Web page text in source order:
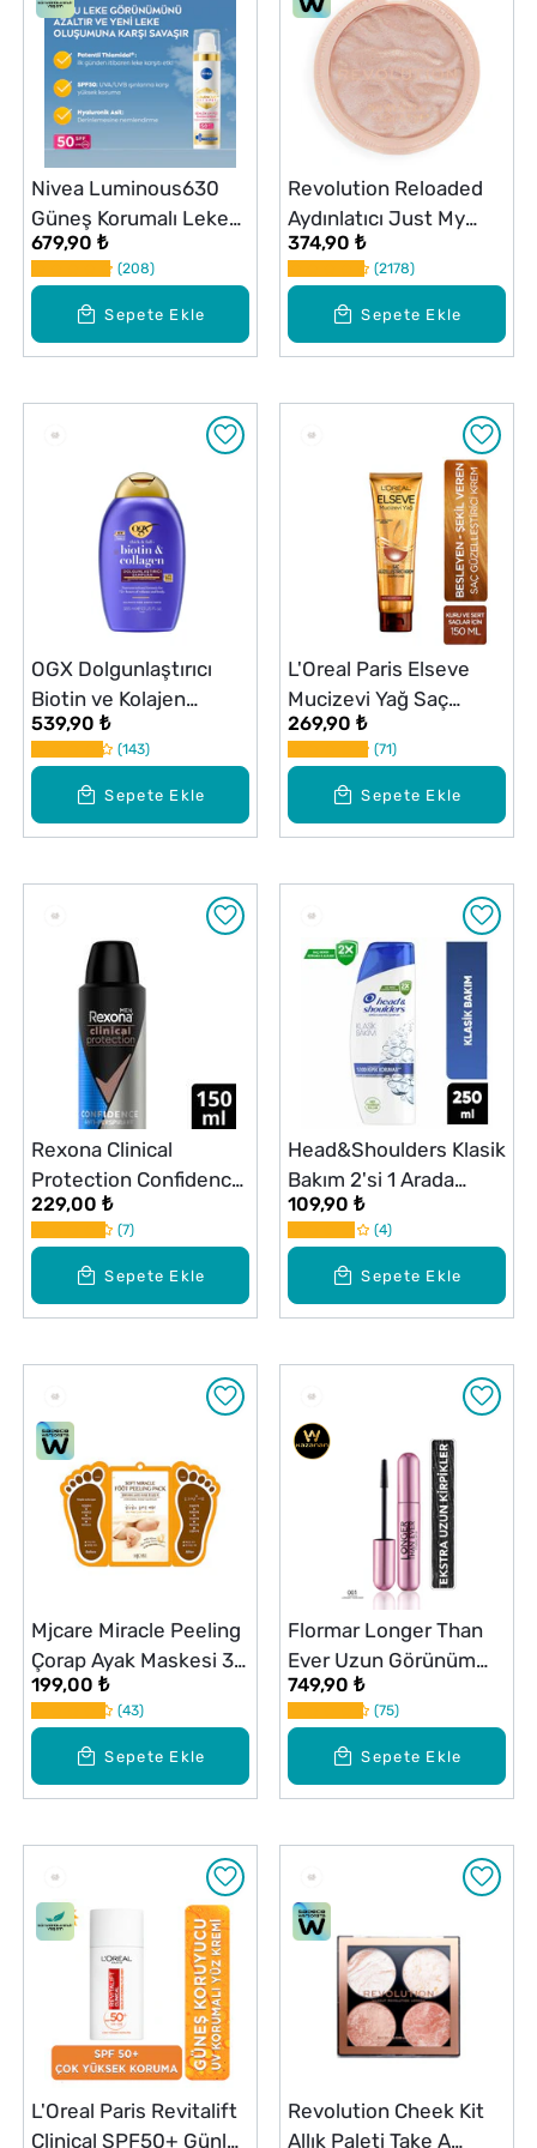
Sepete Ekle
Nivea Luminous630
Güneş Korumalı Leke
Karşıtı SPF50 Gündüz
Yüz Kremi 40 ml
Hyaluronik Asit, E
Vitamini
679,90 ₺
208
Sepete Ekle
Revolution Reloaded
Aydınlatıcı Just My
Type
374,90 ₺
2178
Sepete Ekle
OGX Dolgunlaştırıcı
Biotin ve Kolajen
Şampuan 385 ml
539,90 ₺
143
Sepete Ekle
L'Oreal Paris Elseve
Mucizevi Yağ Saç
Güzelleştirici Krem 150
ml
269,90 ₺
71
Sepete Ekle
Rexona Clinical
Protection Confidence
Erkek Deodorant 150
ml
229,00 ₺
7
Sepete Ekle
Head&Shoulders Klasik
Bakım 2'si 1 Arada
Kepeğe Karşı Etkili
Şampuan 250 ml
109,90 ₺
4
Sepete Ekle
Mjcare Miracle Peeling
Çorap Ayak Maskesi 30
ml
199,00 ₺
43
Sepete Ekle
Flormar Longer Than
Ever Uzun Görünüm
Veren Maskara No: 001
749,90 ₺
75
L'Oreal Paris Revitalift
Clinical SPF50+ Günlük
Revolution Cheek Kit
Allık Paleti Take A